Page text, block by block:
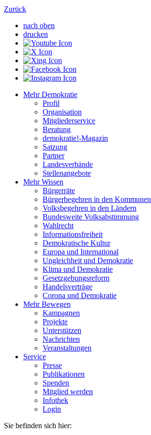
Zurück
nach oben
drucken
Mehr Demokratie
Profil
Organisation
Mitgliederservice
Beratung
demokratie!-Magazin
Satzung
Partner
Landesverbände
Stellenangebote
Mehr Wissen
Bürgerräte
Bürgerbegehren in den Kommunen
Volksbegehren in den Ländern
Bundesweite Volksabstimmung
Wahlrecht
Informationsfreiheit
Demokratische Kultur
Europa und International
Ungleichheit und Demokratie
Klima und Demokratie
Gesetzgebungsreform
Handelsverträge
Corona und Demokratie
Mehr Bewegen
Kampagnen
Projekte
Unterstützen
Nachrichten
Veranstaltungen
Service
Presse
Publikationen
Spenden
Mitglied werden
Infothek
Login
Sie befinden sich hier: